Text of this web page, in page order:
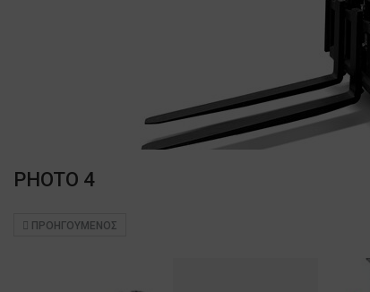
PHOTO 4
ΠΡΟΗΓΟΎΜΕΝΟΣ